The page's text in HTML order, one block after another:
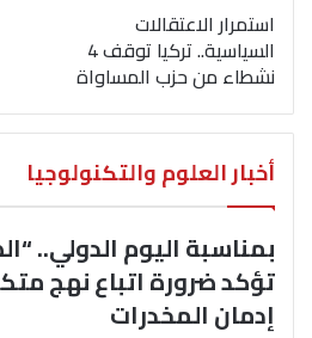
استمرار الاعتقالات
السياسية.. تركيا توقف 4
نشطاء من حزب المساواة
أخبار العلوم والتكنولوجيا
بمناسبة اليوم الدولي..
تؤكد ضرورة اتباع نهج
إدمان المخدرات